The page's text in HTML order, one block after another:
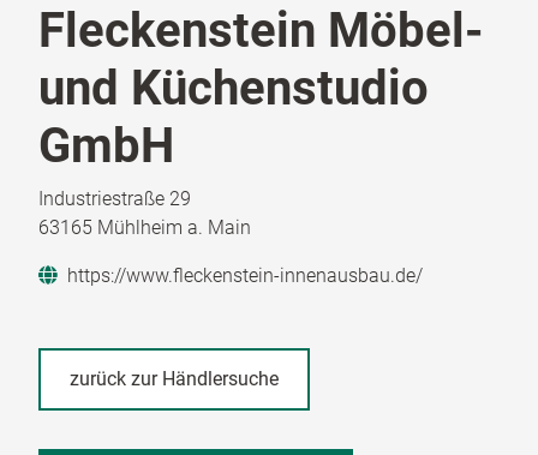
Fleckenstein Möbel-
und Küchenstudio
GmbH
Industriestraße 29
63165 Mühlheim a. Main
https://www.fleckenstein-innenausbau.de/
zurück zur Händlersuche